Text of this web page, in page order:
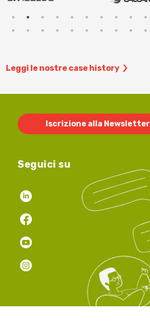
Leggi le nostre case history
Iscrizione alla Newsletter
Seguici su